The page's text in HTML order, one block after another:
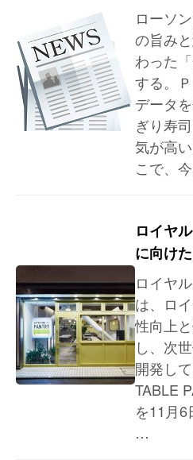
ローソ
の旨み
わった
する。
データ
ぎり寿
気が高
こで、
ロイヤ
に向け
ロイヤ
は、ロ
性向上
し、次
開発し
TABLE
を11月6
…